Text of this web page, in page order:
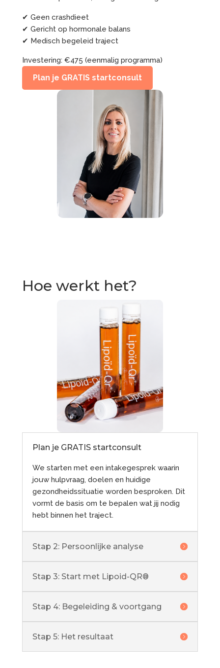
✔ Geen crashdieet
✔ Gericht op hormonale balans
✔ Medisch begeleid traject
Investering: €475 (eenmalig programma)
Plan je GRATIS startconsult
Hoe werkt het?
Plan je GRATIS startconsult
We starten met een intakegesprek waarin
jouw hulpvraag, doelen en huidige
gezondheidssituatie worden besproken. Dit
vormt de basis om te bepalen wat jij nodig
hebt binnen het traject.
Stap 2: Persoonlijke analyse
Stap 3: Start met Lipoid-QR®
Stap 4: Begeleiding & voortgang
Stap 5: Het resultaat